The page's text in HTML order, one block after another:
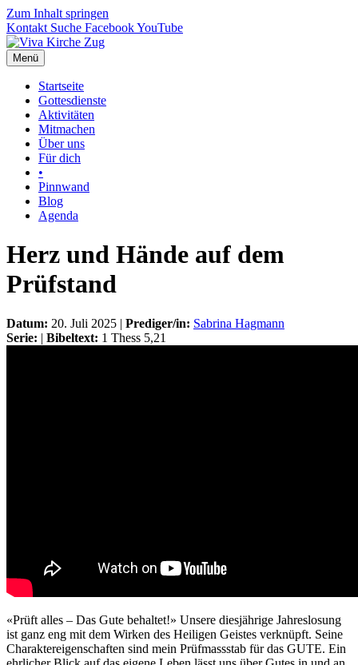
Zum Inhalt springen
Kontakt Suche FacebookYouTube
Menü
Startseite
Gottesdienste
Aktivitäten
Mitmachen
Über uns
Für dich
•
Pinnwand
Blog
Agenda
Herz und Hände auf dem
Prüfstand
Datum: 20. Juli 2025 | Prediger/in: Sabrina Hagmann
Serie: | Bibeltext: 1 Thess 5,21
«Prüft alles – Das Gute behaltet!» Unsere diesjährige Jahreslosung
ist ganz eng mit dem Wirken des Heiligen Geistes verknüpft. Seine
Charaktereigenschaften sind mein Prüfmassstab für das GUTE. Ein